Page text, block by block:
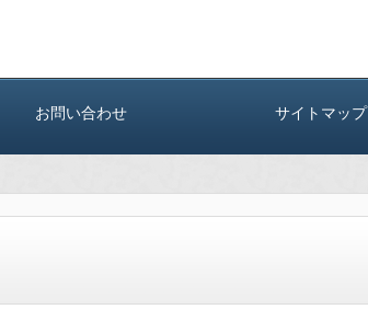
お問い合わせ サイトマップ